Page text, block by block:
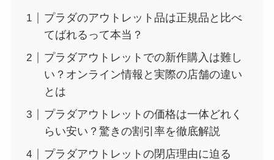
プラダのアウトレット品は正規品と比べ
てばれるって本当？
プラダアウトレットでの新作購入は難し
い？オンライン情報と実際の店舗の違い
とは
プラダアウトレットの価格は一体どれく
らい安い？驚きの割引率を徹底解説
プラダアウトレットの閉店理由に迫る